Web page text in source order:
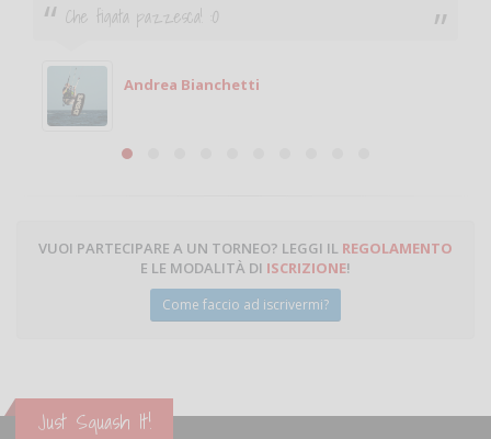
Che figata pazzesca! :O
Andrea Bianchetti
VUOI PARTECIPARE A UN TORNEO? LEGGI IL REGOLAMENTO
E LE MODALITÀ DI ISCRIZIONE!
Come faccio ad iscrivermi?
Just Squash It!